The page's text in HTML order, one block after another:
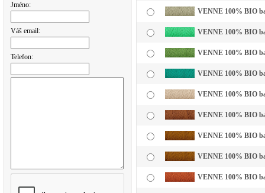
Jméno:
Váš email:
Telefon:
VENNE 100% BIO
VENNE 100% BIO
VENNE 100% BIO
VENNE 100% BIO
VENNE 100% BIO
VENNE 100% BIO
VENNE 100% BIO
VENNE 100% BIO
VENNE 100% BIO